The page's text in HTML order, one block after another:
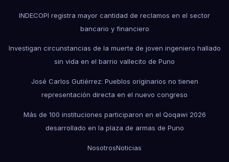
INDECOPI registra mayor cantidad de reclamos en el sector
bancario y financiero
Investigan circunstancias de la muerte de joven ingeniero hallado
sin vida en el barrio vallecito de Puno
José Carlos Gutiérrez: Pueblos originarios no tienen
representación directa en el nuevo congreso
Más de 100 instituciones participaron en el Qoqawi 2026
desarrollado en la plaza de armas de Puno
NosotrosNoticias